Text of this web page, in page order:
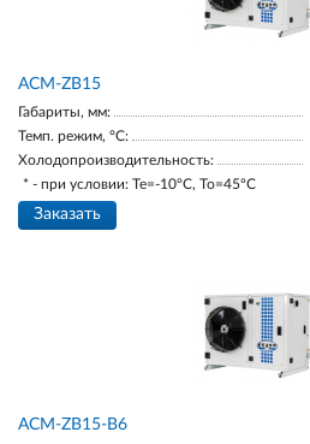
ACM-ZB15
Габариты, мм:
Темп. режим, °С:
Холодопроизводительность:
* - при условии: Te=-10ºC, To=45ºC
Заказать
ACM-ZB15-В6